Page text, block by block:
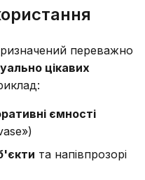
переважно
цікавих
ємності
та напівпрозорі